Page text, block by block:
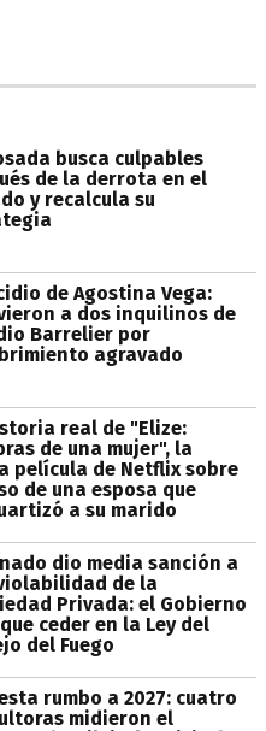
busca culpables
de la derrota en el
y recalcula su
de Agostina Vega:
a dos inquilinos de
Barrelier por
agravado
real de "Elize:
de una mujer", la
película de Netflix sobre
de una esposa que
a su marido
dio media sanción a
de la
Privada: el Gobierno
ceder en la Ley del
del Fuego
rumbo a 2027: cuatro
midieron el